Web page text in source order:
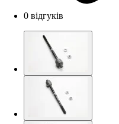
0 відгуків